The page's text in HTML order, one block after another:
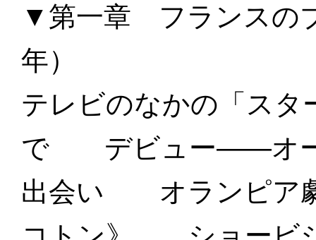
▼第一章 フランスの
年）
テレビのなかの「ス
で デビュー――オー
出会い オランピア